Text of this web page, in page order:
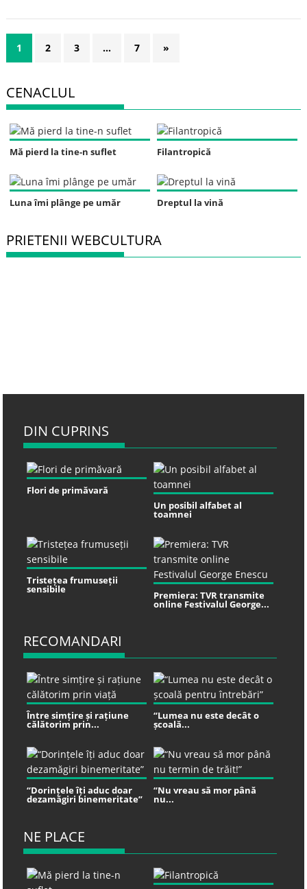
1 2 3 … 7 »
CENACLUL
Mă pierd la tine-n suflet Filantropică
Luna îmi plânge pe umăr Dreptul la vină
PRIETENII WEBCULTURA
DIN CUPRINS
Flori de primăvară
Un posibil alfabet al
toamnei
Tristețea frumuseții
sensibile Premiera: TVR transmite
online Festivalul George...
RECOMANDARI
Între simțire și rațiune
călătorim prin...
“Lumea nu este decât o
școală...
“Dorințele îți aduc doar
dezamăgiri binemeritate”
“Nu vreau să mor până
nu...
NE PLACE